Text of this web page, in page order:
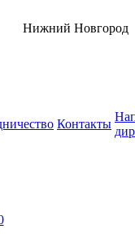
Нижний Новгород
Контакты